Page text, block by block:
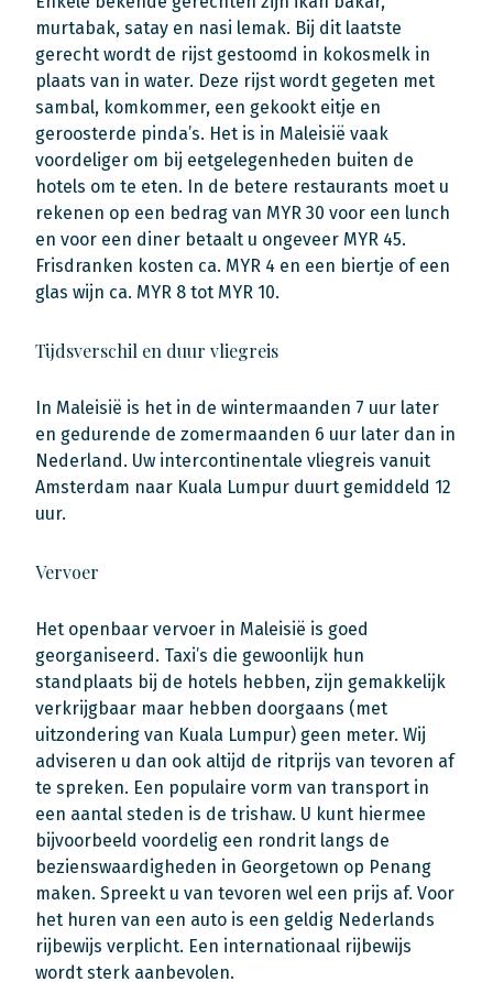
murtabak, satay en nasi lemak. Bij dit laatste
gerecht wordt de rijst gestoomd in kokosmelk in
plaats van in water. Deze rijst wordt gegeten met
sambal, komkommer, een gekookt eitje en
geroosterde pinda’s. Het is in Maleisië vaak
voordeliger om bij eetgelegenheden buiten de
hotels om te eten. In de betere restaurants moet u
rekenen op een bedrag van MYR 30 voor een lunch
en voor een diner betaalt u ongeveer MYR 45.
Frisdranken kosten ca. MYR 4 en een biertje of een
glas wijn ca. MYR 8 tot MYR 10.
Tijdsverschil en duur vliegreis
In Maleisië is het in de wintermaanden 7 uur later
en gedurende de zomermaanden 6 uur later dan in
Nederland. Uw intercontinentale vliegreis vanuit
Amsterdam naar Kuala Lumpur duurt gemiddeld 12
uur.
Vervoer
Het openbaar vervoer in Maleisië is goed
georganiseerd. Taxi’s die gewoonlijk hun
standplaats bij de hotels hebben, zijn gemakkelijk
verkrijgbaar maar hebben doorgaans (met
uitzondering van Kuala Lumpur) geen meter. Wij
adviseren u dan ook altijd de ritprijs van tevoren af
te spreken. Een populaire vorm van transport in
een aantal steden is de trishaw. U kunt hiermee
bijvoorbeeld voordelig een rondrit langs de
bezienswaardigheden in Georgetown op Penang
maken. Spreekt u van tevoren wel een prijs af. Voor
het huren van een auto is een geldig Nederlands
rijbewijs verplicht. Een internationaal rijbewijs
wordt sterk aanbevolen.